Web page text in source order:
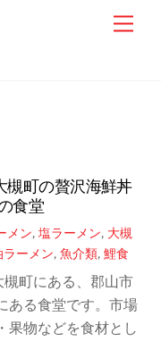
槻町の贅沢海鮮丼
食堂
メン,塩ラーメン, 大槻
ラーメン,魚介類,鯉食
町にある、郡山市
ある食堂です。市場
果物などを食材とし